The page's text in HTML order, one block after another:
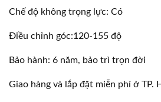
Chế độ không trọng lực: Có
Điều chỉnh góc:120-155 độ
Bảo hành: 6 năm, bảo trì trọn đời
Giao hàng và lắp đặt miễn phí ở TP.